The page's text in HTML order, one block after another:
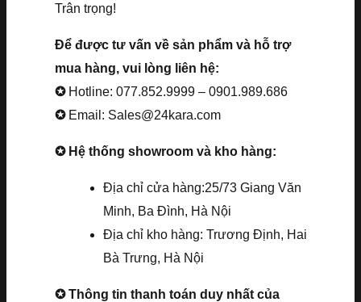
Trân trọng!
Để được tư vấn về sản phẩm và hỗ trợ
mua hàng, vui lòng liên hệ:
✪ Hotline: 077.852.9999 – 0901.989.686
✪ Email: Sales@24kara.com
✪ Hệ thống showroom và kho hàng:
Địa chỉ cửa hàng:25/73 Giang Văn
Minh, Ba Đình, Hà Nội
Địa chỉ kho hàng: Trương Định, Hai
Bà Trưng, Hà Nội
✪ Thông tin thanh toán duy nhất của